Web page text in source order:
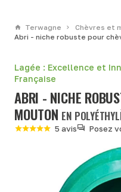
Terwagne Chèvres et
Abri - niche robuste pour
Lagée : Excellence et
Française
ABRI - NICHE
MOUTON EN
5 avis Posez